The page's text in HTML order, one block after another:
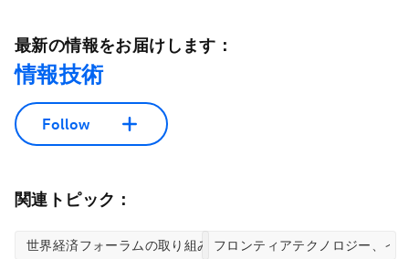
最新の情報をお届けします：
情報技術
Follow
関連トピック：
世界経済フォーラムの取り組み フロンティアテクノロジー、イ